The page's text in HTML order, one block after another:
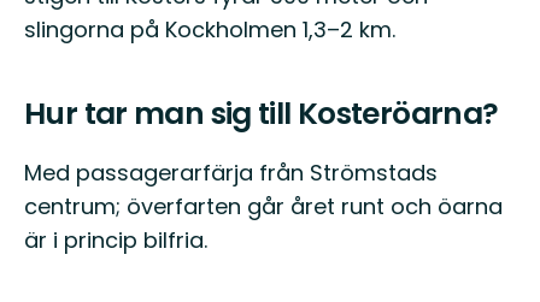
slingorna på Kockholmen 1,3–2 km.
Hur tar man sig till Kosteröarna?
Med passagerarfärja från Strömstads
centrum; överfarten går året runt och öarna
är i princip bilfria.